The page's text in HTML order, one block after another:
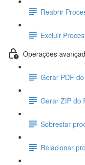
Reabrir
Excluir
Operações
Gerar PDF
Gerar ZIP do
Sobrestar
Relacionar